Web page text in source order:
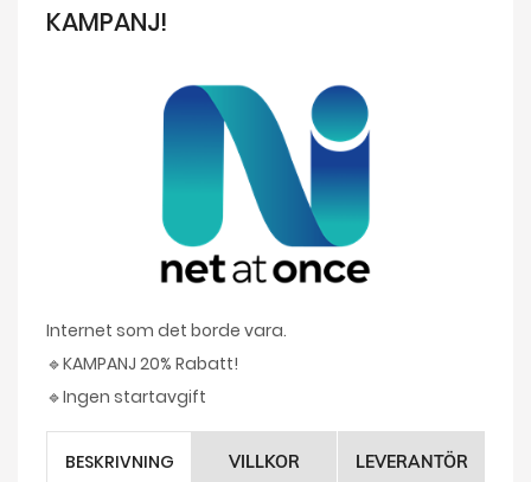
KAMPANJ!
Internet som det borde vara.
🔹KAMPANJ 20% Rabatt!
🔹Ingen startavgift
BESKRIVNING VILLKOR LEVERANTÖR